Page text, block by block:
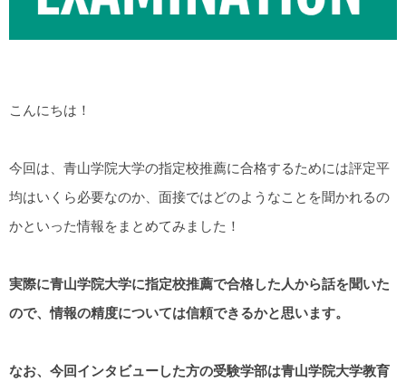
こんにちは！
今回は、青山学院大学の指定校推薦に合格するためには評定平
均はいくら必要なのか、面接ではどのようなことを聞かれるの
かといった情報をまとめてみました！
実際に青山学院大学に指定校推薦で合格した人から話を聞いた
ので、情報の精度については信頼できるかと思います。
なお、今回インタビューした方の受験学部は青山学院大学教育